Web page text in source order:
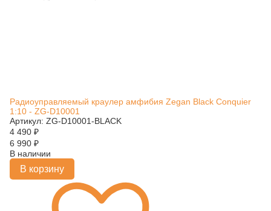
Радиоуправляемый краулер амфибия Zegan Black Conquier
1:10 - ZG-D10001
Артикул: ZG-D10001-BLACK
4 490 ₽
6 990 ₽
В наличии
В корзину